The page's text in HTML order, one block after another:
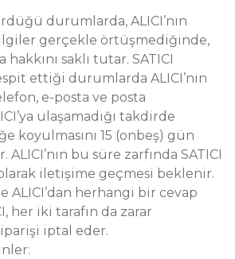
durumlarda, ALICI’nın
gerçekle örtüşmediğinde,
saklı tutar. SATICI
ettiği durumlarda ALICI’nın
e-posta ve posta
ulaşamadığı takdirde
koyulmasını 15 (onbeş) gün
bu süre zarfında SATICI
iletişime geçmesi beklenir.
ALICI’dan herhangi bir cevap
her iki tarafın da zarar
iptal eder.